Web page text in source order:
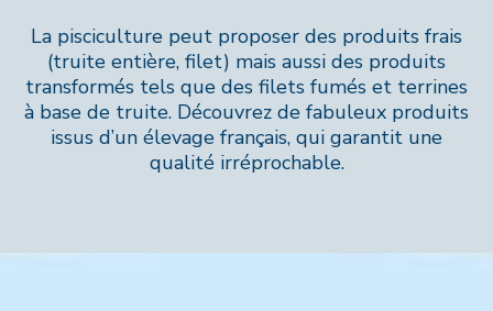
La pisciculture peut proposer des produits frais
(truite entière, filet) mais aussi des produits
transformés tels que des filets fumés et terrines
à base de truite. Découvrez de fabuleux produits
issus d’un élevage français, qui garantit une
qualité irréprochable.